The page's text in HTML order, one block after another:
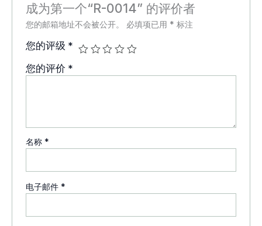
成为第一个“R-0014” 的评价者
您的邮箱地址不会被公开。 必填项已用 * 标注
您的评级 *
您的评价 *
名称 *
电子邮件 *